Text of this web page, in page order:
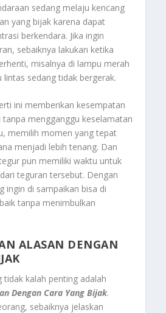
sedang melaju kencang
yang bijak karena dapat
berkendara. Jika ingin
sebaiknya lakukan ketika
misalnya di lampu merah
sedang tidak bergerak.
ini memberikan kesempatan
mengganggu keselamatan
memilih momen yang tepat
menjadi lebih tenang. Dan
pun memiliki waktu untuk
teguran tersebut. Dengan
ingin di sampaikan bisa di
tanpa menimbulkan
ALASAN DENGAN
tidak kalah penting adalah
Dengan Cara Yang Bijak.
sebaiknya jelaskan